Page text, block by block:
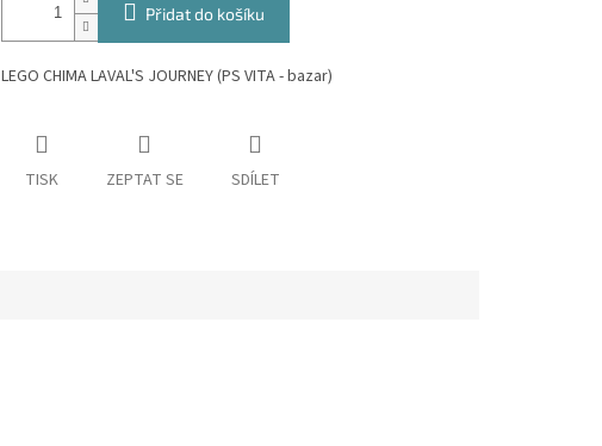
Přidat do košíku
LEGO CHIMA LAVAL'S JOURNEY (PS VITA - bazar)
TISK ZEPTAT SE SDÍLET